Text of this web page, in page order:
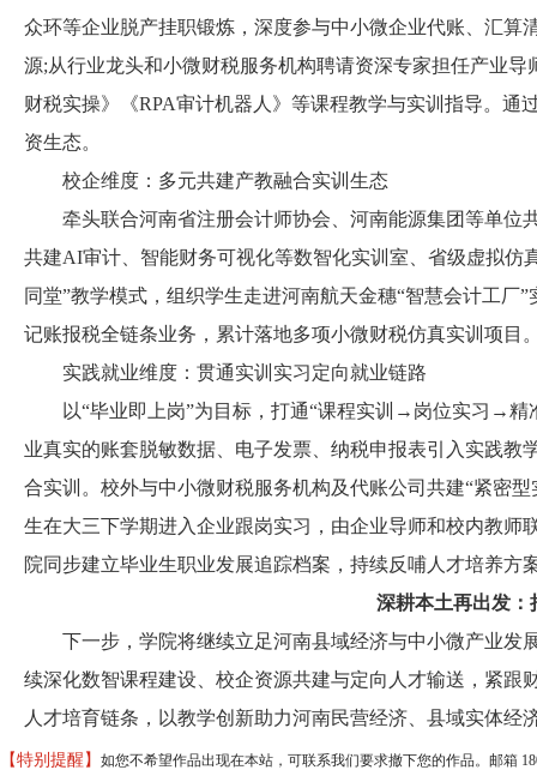
众环等企业脱产挂职锻炼，深度参与中小微企业代账、汇
源;从行业龙头和小微财税服务机构聘请资深专家担任产业
财税实操》《RPA审计机器人》等课程教学与实训指导。通
资生态。
校企维度：多元共建产教融合实训生态
牵头联合河南省注册会计师协会、河南能源集团等单位
共建AI审计、智能财务可视化等数智化实训室、省级虚拟仿
同堂”教学模式，组织学生走进河南航天金穗“智慧会计工厂
记账报税全链条业务，累计落地多项小微财税仿真实训项目
实践就业维度：贯通实训实习定向就业链路
以“毕业即上岗”为目标，打通“课程实训→岗位实习→精
业真实的账套脱敏数据、电子发票、纳税申报表引入实践教
合实训。校外与中小微财税服务机构及代账公司共建“紧密
生在大三下学期进入企业跟岗实习，由企业导师和校内教
院同步建立毕业生职业发展追踪档案，持续反哺人才培养方
深耕本土再出发：
下一步，学院将继续立足河南县域经济与中小微产业发
续深化数智课程建设、校企资源共建与定向人才输送，紧
人才培育链条，以教学创新助力河南民营经济、县域实体
【特别提醒】 如您不希望作品出现在本站，可联系我们要求撤下您的作品。邮箱